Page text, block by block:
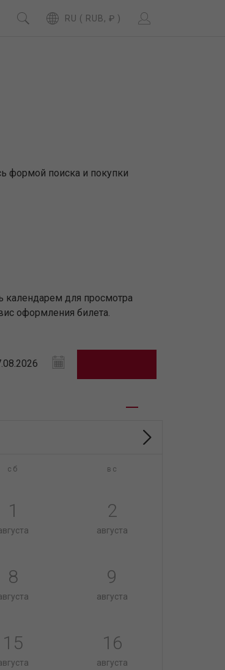
RU ( RUB, ₽ )
формой поиска и покупки
календарем для просмотра
оформления билета.
сб вс
1 2
августа
8 9
августа
15 16
августа